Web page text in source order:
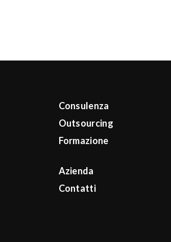
Consulenza
Outsourcing
Formazione
Azienda
Contatti